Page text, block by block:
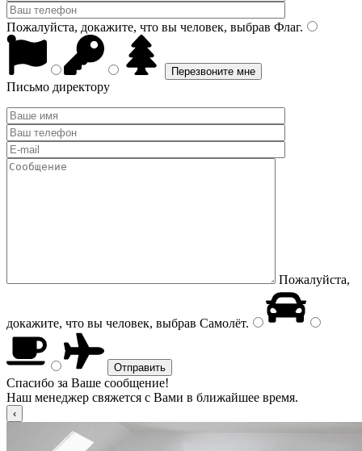
Пожалуйста, докажите, что вы человек, выбрав Флаг.
Письмо директору
Пожалуйста,
докажите, что вы человек, выбрав Самолёт.
Спасибо за Ваше сообщение!
Наш менеджер свяжется с Вами в ближайшее время.